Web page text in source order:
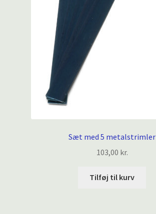
Sæt med 5 metalstrimler
103,00 kr.
Tilføj til kurv